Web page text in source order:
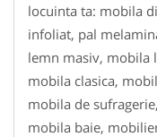
locuinta ta: mobila
infoliat, pal
lemn masiv, mobila
mobila clasica,
mobila de
mobila baie,